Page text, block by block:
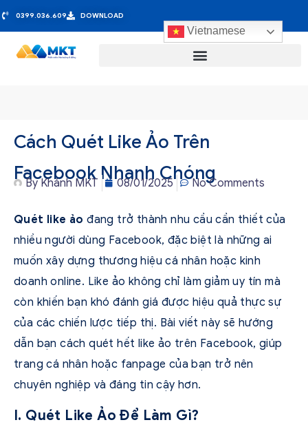
0399.036.609 DOWNLOAD
Vietnamese
Cách Quét Like Ảo Trên
Facebook Nhanh Chóng
ByKhánh MKT 08/01/2025 No Comments
Quét like ảo đang trở thành nhu cầu cần thiết của
nhiều người dùng Facebook, đặc biệt là những ai
muốn xây dựng thương hiệu cá nhân hoặc kinh
doanh online. Like ảo không chỉ làm giảm uy tín mà
còn khiến bạn khó đánh giá được hiệu quả thực sự
của các chiến lược tiếp thị. Bài viết này sẽ hướng
dẫn bạn cách quét hết like ảo trên Facebook, giúp
trang cá nhân hoặc fanpage của bạn trở nên
chuyên nghiệp và đáng tin cậy hơn.
I. Quét Like Ảo Để Làm Gì?